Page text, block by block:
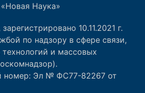
Наука»
10.11.2021 г.
по надзору в сфере связи,
и массовых
номер: Эл № ФС77-82267 от